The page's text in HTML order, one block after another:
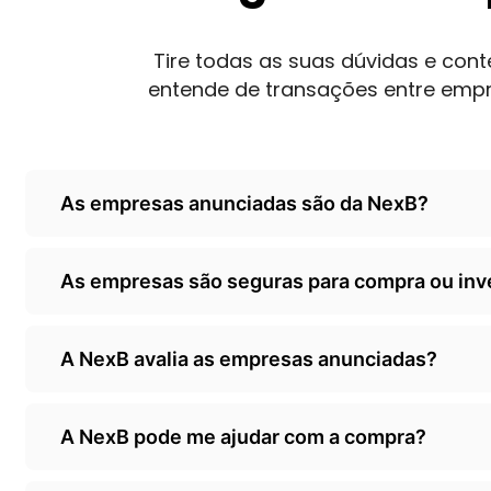
Tire todas as suas dúvidas e
entende de transações entre
As empresas anunciadas são da NexB?
Não, as empresas são de terceiros/empresarios
classificados, somente anunciando as
As empresas são seguras para compra ou
A NexB é responsável por ceder o seu
avalizadas pela NexB. Orientamos que todo
A NexB avalia as empresas anunciadas?
Sim, quando o empresário decide.adquirir o nosso
sistema organiza os dados r gera um valor de
A NexB pode me ajudar com a compra?